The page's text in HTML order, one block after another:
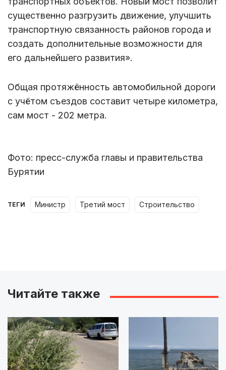
существенно разгрузить движение, улучшить
транспортную связанность районов города и
создать дополнительные возможности для
его дальнейшего развития».
Общая протяжённость автомобильной дороги
с учётом съездов составит четыре километра,
сам мост - 202 метра.
Фото: пресс-служба главы и правительства
Бурятии
ТЕГИ министр третий мост строительство
Читайте также